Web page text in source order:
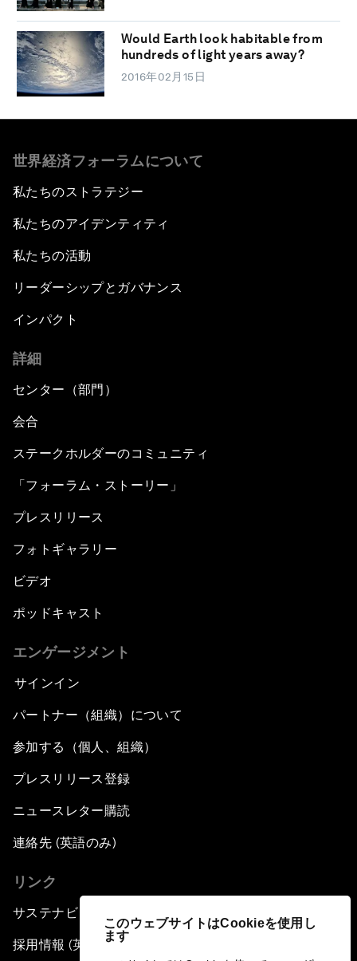
このウェブサイトはCookieを使用し
ます
Would Earth look habitable from
hundreds of light years away?
2016年02月15日
世界経済フォーラムについて
私たちのストラテジー
私たちのアイデンティティ
私たちの活動
リーダーシップとガバナンス
インパクト
詳細
センター（部門）
会合
ステークホルダーのコミュニティ
「フォーラム・ストーリー」
プレスリリース
フォトギャラリー
ビデオ
ポッドキャスト
エンゲージメント
サインイン
パートナー（組織）について
参加する（個人、組織）
プレスリリース登録
ニュースレター購読
連絡先 (英語のみ)
リンク
サステナビリティへの取り組み
採用情報 (英語のみ)